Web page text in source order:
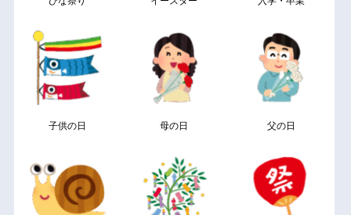
子供の日 母の日 父の日